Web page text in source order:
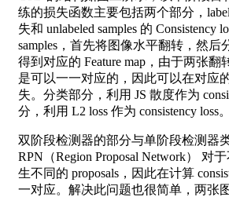
练的损失函数主要包括两个部分，
失和 unlabeled samples 的 Consistency
samples，首先将图像水平翻转，然后
得到对应的 Feature map，由于两张翻
是可以一一对应的，因此可以在对应
失。分类部分，利用 JS 散度作为
分，利用 L2 loss 作为 consistency loss。
双阶段检测器的部分与单阶段检测器
RPN（Region Proposal Network） 对
生不同的 proposals，因此在计算
一对应。解决此问题也很简单，两张